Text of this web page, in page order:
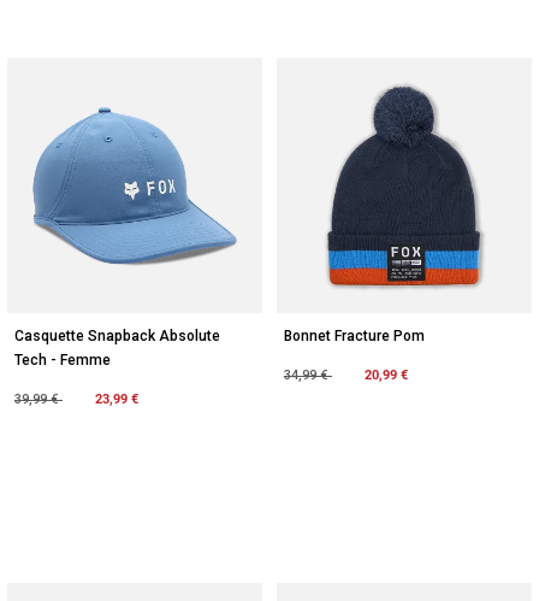
Casquette Snapback Absolute
Tech - Femme
Price reduced from
39,99 €to 23,99 €
Bonnet Fracture Pom
Price reduced from
34,99 €to 20,99 €